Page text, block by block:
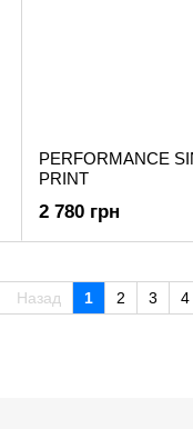
PERFORMANCE
PRINT
2 780 грн
Назад 1 2 3 4